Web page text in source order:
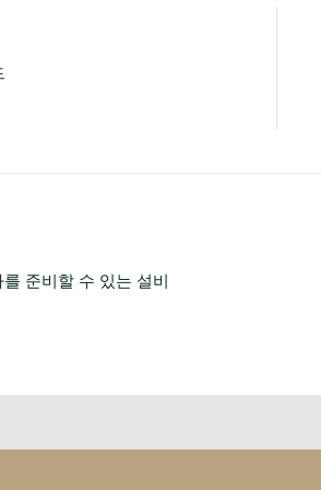
준비할 수 있는 설비